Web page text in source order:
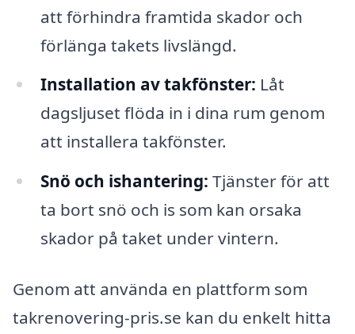
att förhindra framtida skador och
förlänga takets livslängd.
Installation av takfönster: Låt
dagsljuset flöda in i dina rum genom
att installera takfönster.
Snö och ishantering: Tjänster för att
ta bort snö och is som kan orsaka
skador på taket under vintern.
Genom att använda en plattform som
takrenovering-pris.se kan du enkelt hitta